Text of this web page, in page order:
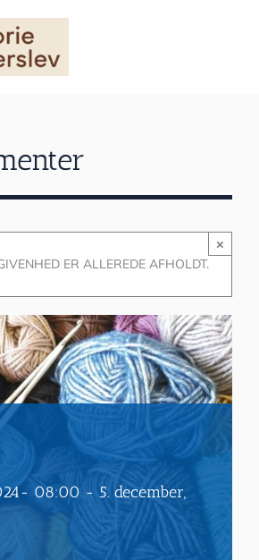
×
ER ALLEREDE AFHOLDT.
08:00 -5. december,